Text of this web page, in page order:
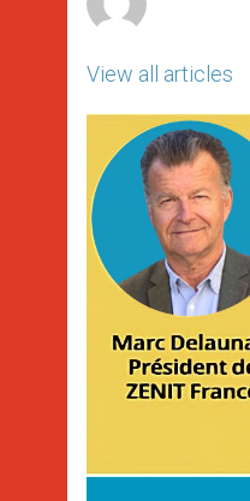
View all articles